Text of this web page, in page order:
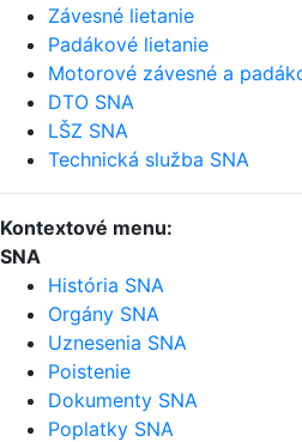
Závesné lietanie
Padákové lietanie
Motorové závesné a
DTO SNA
LŠZ SNA
Technická služba SNA
Kontextové menu:
SNA
História SNA
Orgány SNA
Uznesenia SNA
Poistenie
Dokumenty SNA
Poplatky SNA